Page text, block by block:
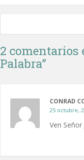
2 comentarios
Palabra”
CONRAD
25 octubre,
Ven Señor